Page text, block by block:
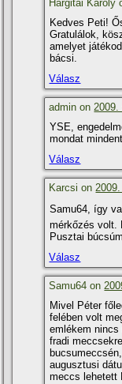
Hargitai Károly
Kedves Peti!
Gratulálok,
amelyet
bácsi.
Válasz
admin on2009.
YSE,
mondat
Válasz
Karcsi on
Samu64, így
mérkőzés volt.
Pusztai
Válasz
Samu64 on
Mivel Péter
felében volt
emlékem nincs
fradi
augusztusi
meccs lehetett